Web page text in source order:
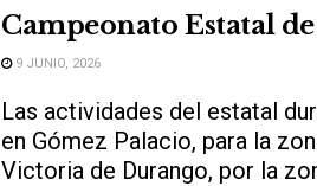
Campeonato Estatal
9 JUNIO, 2026
Las actividades del estatal
en Gómez Palacio, para la
Victoria de Durango, por la